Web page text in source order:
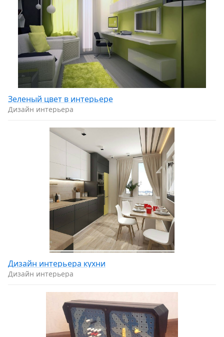
Зеленый цвет в интерьере
Дизайн интерьера
Дизайн интерьера кухни
Дизайн интерьера